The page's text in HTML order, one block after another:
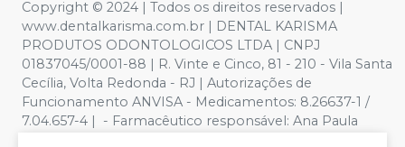
Copyright © 2024 | Todos os direitos reservados |
www.dentalkarisma.com.br | DENTAL KARISMA
PRODUTOS ODONTOLOGICOS LTDA | CNPJ
01837045/0001-88 | R. Vinte e Cinco, 81 - 210 - Vila Santa
Cecília, Volta Redonda - RJ | Autorizações de
Funcionamento ANVISA - Medicamentos: 8.26637-1 /
7.04.657-4 | - Farmacêutico responsável: Ana Paula